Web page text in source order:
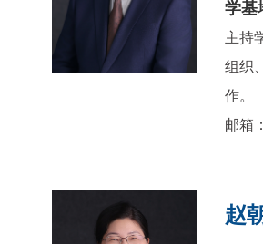
学基
主持
组织
作。
邮箱
赵